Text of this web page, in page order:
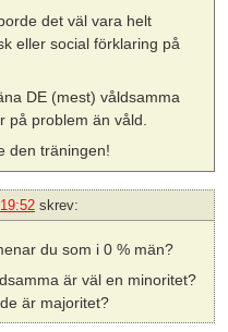
det väl vara helt
eller social förklaring på
DE (mest) våldsamma
på problem än våld.
den träningen!
skrev:
du som i 0 % män?
är väl en minoritet?
är majoritet?